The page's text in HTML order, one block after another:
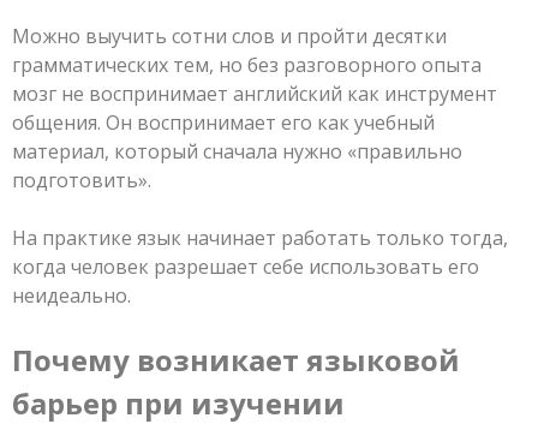
Можно выучить сотни слов и пройти десятки
грамматических тем, но без разговорного опыта
мозг не воспринимает английский как инструмент
общения. Он воспринимает его как учебный
материал, который сначала нужно «правильно
подготовить».
На практике язык начинает работать только тогда,
когда человек разрешает себе использовать его
неидеально.
Почему возникает языковой
барьер при изучении